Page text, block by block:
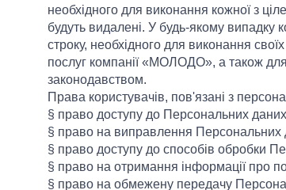
необхідного для виконання кожної з
будуть видалені. У будь-якому випадку
строку, необхідного для виконання
послуг компанії «МОЛОДО», а також
законодавством.
Права користувачів, пов'язані з
§ право доступу до Персональних
§ право на виправлення Персональних
§ право доступу до способів обробки
§ право на отримання інформації про
§ право на обмежену передачу